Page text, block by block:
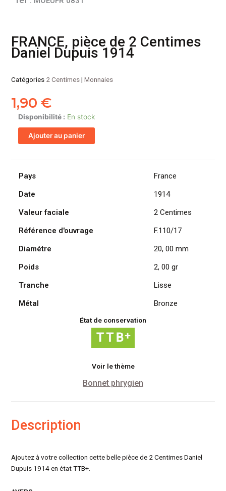
FRANCE, pièce de 2 Centimes
Daniel Dupuis 1914
Catégories 2 Centimes|Monnaies
1,90€
Disponibilité : En stock
quantité
de
FRANCE,
de
Daniel
1914
Ajouter au panier
Pays
France
Date
1914
Valeur faciale
2 Centimes
Référence d'ouvrage
F.110/17
Diamétre
20, 00 mm
Poids
2, 00 gr
Tranche
Lisse
Métal
Bronze
État de conservation
Voir le thème
Bonnet phrygien
Description
Ajoutez à votre collection cette belle pièce de 2 Centimes Daniel
Dupuis 1914 en état TTB+.